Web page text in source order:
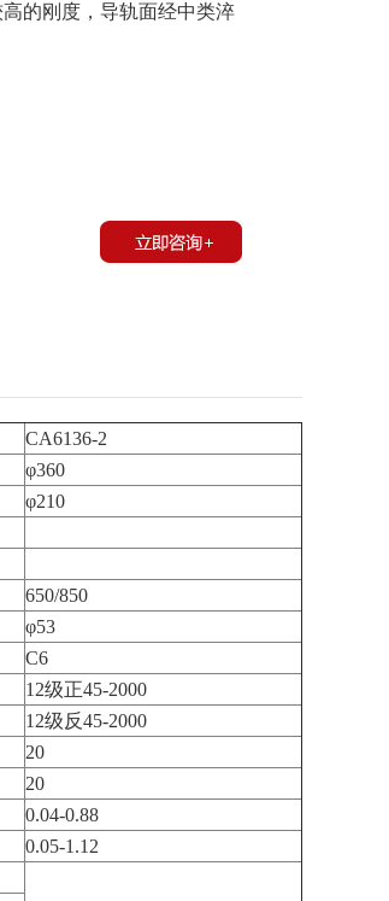
的刚度，导轨面经中类淬
CA6136-2
φ360
φ210
650/850
φ53
C6
12级正45-2000
12级反45-2000
20
20
0.04-0.88
0.05-1.12